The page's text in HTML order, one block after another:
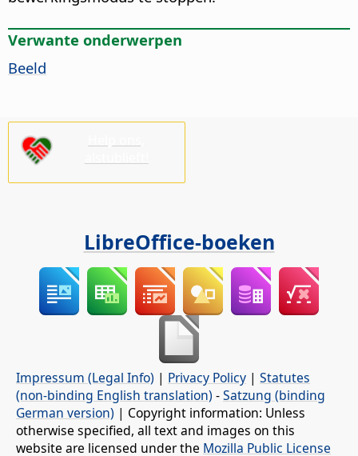
Verwante onderwerpen
Beeld
LibreOffice-boeken
Impressum (Legal Info) | Privacy Policy | Statutes
(non-binding English translation) -Satzung (binding
German version) | Copyright information: Unless
otherwise specified, all text and images on this
website are licensed under the Mozilla Public License